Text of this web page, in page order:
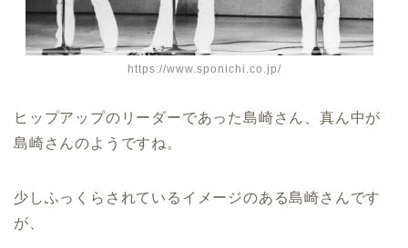
https://www.sponichi.co.jp/
ヒップアップのリーダーであった島崎さん、真ん中が
島崎さんのようですね。
少しふっくらされているイメージのある島崎さんです
が、